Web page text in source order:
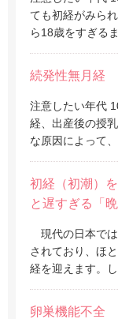
ても初経がみら
ら18歳をすぎる
続発性無月経
注意したい年代
経、出産後の授
な原因によって
初経（初潮）
と遅すぎる「晩
現代の日本では
されており、ほ
経を迎えます。
卵巣機能不全